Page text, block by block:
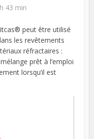
43 min
peut être utilisé
les revêtements
réfractaires :
prêt à l’emploi
lorsqu’il est